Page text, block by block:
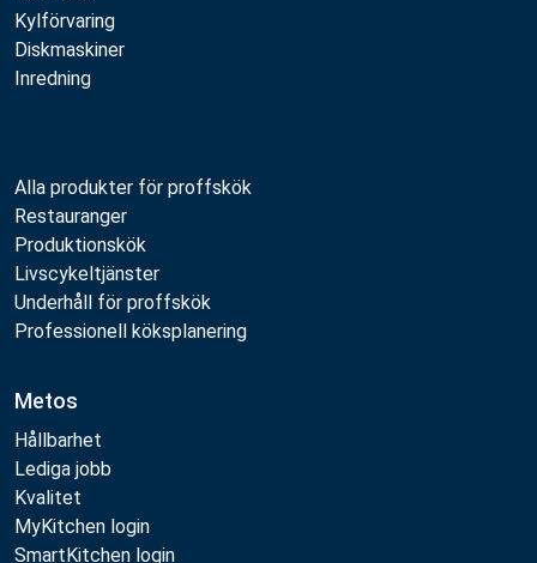
Kylförvaring
Diskmaskiner
Inredning
Alla produkter för proffskök
Restauranger
Produktionskök
Livscykeltjänster
Underhåll för proffskök
Professionell köksplanering
Metos
Hållbarhet
Lediga jobb
Kvalitet
MyKitchen login
SmartKitchen login